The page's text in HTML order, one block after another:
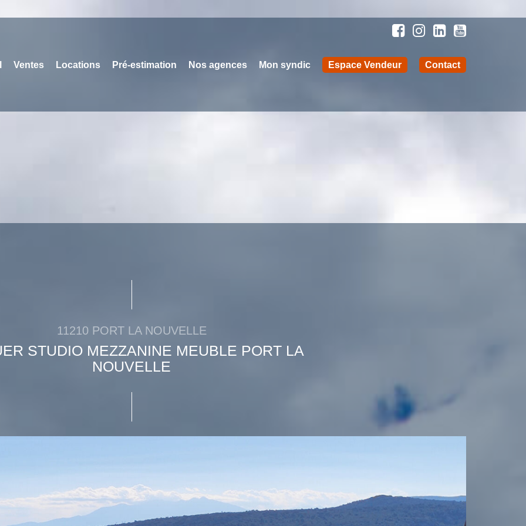
Ventes Locations Pré-estimation Nos agences Mon syndic Espace Vendeur Contact
11210 PORT LA NOUVELLE
STUDIO MEZZANINE MEUBLE PORT LA
NOUVELLE